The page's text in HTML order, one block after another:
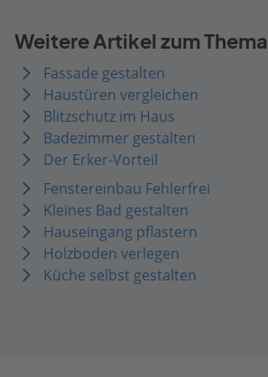
Weitere Artikel zum Thema
Fassade gestalten
Haustüren vergleichen
Blitzschutz im Haus
Badezimmer gestalten
Der Erker-Vorteil
Fenstereinbau Fehlerfrei
Kleines Bad gestalten
Hauseingang pflastern
Holzboden verlegen
Küche selbst gestalten